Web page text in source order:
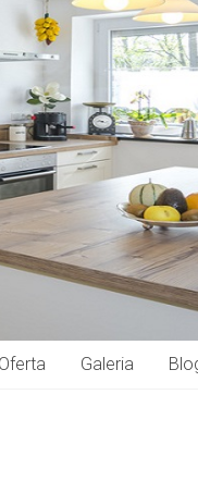
Oferta Galeria